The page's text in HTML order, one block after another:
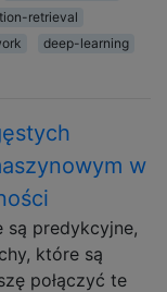
retrieval
deep-learning
w
są predykcyjne,
które są
połączyć te